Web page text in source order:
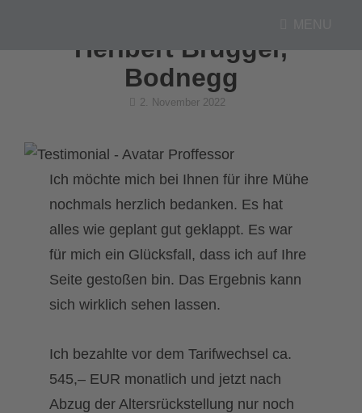
Heribert Brugger,
Bodnegg
Posted
2. November 2022
Ich möchte mich bei Ihnen für ihre Mühe
nochmals herzlich bedanken. Es hat
alles wie geplant gut geklappt. Es war
für mich ein Glücksfall, dass ich auf Ihre
Seite gestoßen bin. Das Ergebnis kann
sich wirklich sehen lassen.
Ich bezahlte vor dem Tarifwechsel ca.
545,– EUR monatlich und jetzt nach
Abzug der Altersrückstellung nur noch